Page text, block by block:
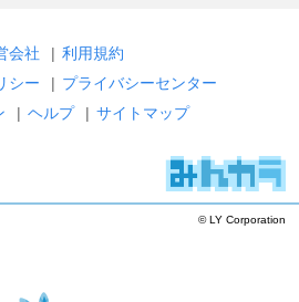
会社 | 利用規約
シー
| プライバシーセンター
| ヘルプ | サイトマップ
© LY Corporation